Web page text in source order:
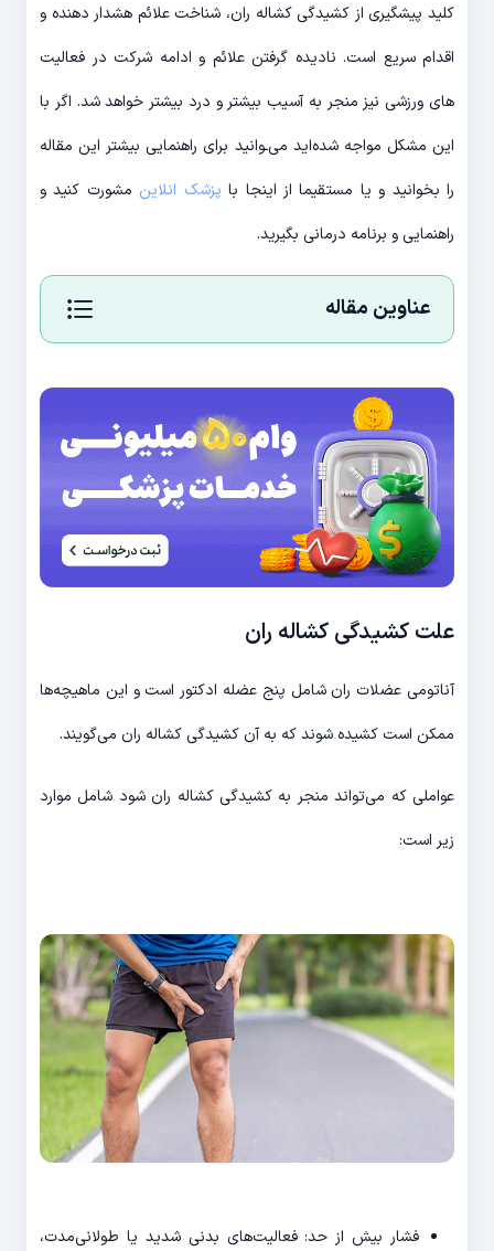
کلید پیشگیری از کشیدگی کشاله ران، شناخت علائم هشدار دهنده و
اقدام سریع است. نادیده گرفتن علائم و ادامه شرکت در فعالیت
های ورزشی نیز منجر به آسیب بیشتر و درد بیشتر خواهد شد. اگر با
این مشکل مواجه شده‌اید می‌ـوانید برای راهنمایی بیشتر این مقاله
را بخوانید و یا مستقیما از اینجا با پزشک انلاین مشورت کنید و
راهنمایی و برنامه درمانی بگیرید.
عناوین مقاله
علت کشیدگی کشاله ران
آناتومی عضلات ران شامل پنج عضله ادکتور است و این ماهیچه‌ها
ممکن است کشیده شوند که به آن کشیدگی کشاله ران می‌گویند.
عواملی که می‌تواند منجر به کشیدگی کشاله ران شود شامل موارد
زیر است:
فشار بیش از حد: فعالیت‌های بدنی شدید یا طولانی‌مدت،